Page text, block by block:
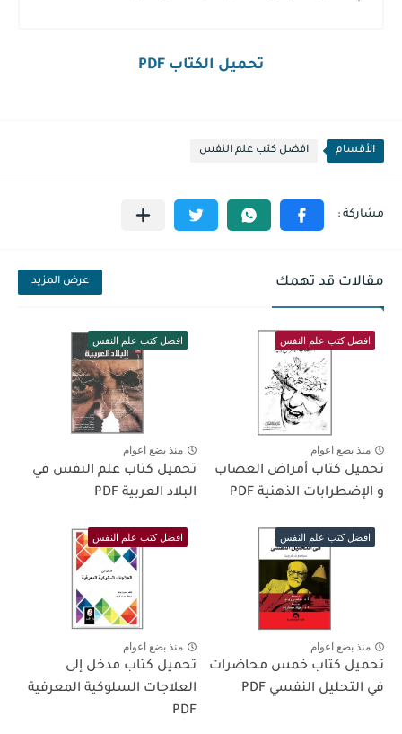
تحميل الكتاب PDF
الأقسام افضل كتب علم النفس
مقالات قد تهمك عرض المزيد
افضل كتب علم النفس
منذ بضع اعوام
تحميل كتاب أمراض العصاب
و الإضطرابات الذهنية PDF
افضل كتب علم النفس
منذ بضع اعوام
تحميل كتاب علم النفس في
البلاد العربية PDF
افضل كتب علم النفس
منذ بضع اعوام
تحميل كتاب خمس محاضرات
في التحليل النفسي PDF
افضل كتب علم النفس
منذ بضع اعوام
تحميل كتاب مدخل إلى
العلاجات السلوكية المعرفية
PDF